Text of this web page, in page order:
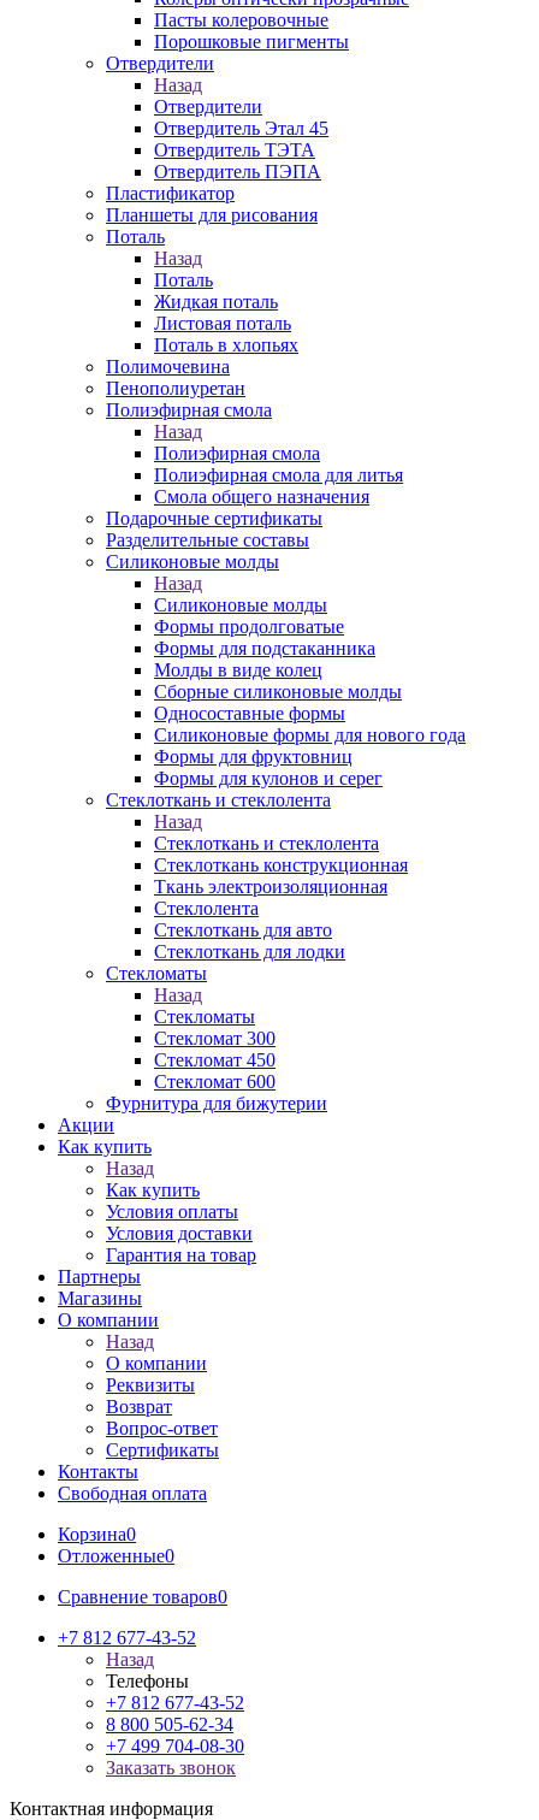
Пасты колеровочные
Порошковые пигменты
Отвердители
Назад
Отвердители
Отвердитель Этал 45
Отвердитель ТЭТА
Отвердитель ПЭПА
Пластификатор
Планшеты для рисования
Поталь
Назад
Поталь
Жидкая поталь
Листовая поталь
Поталь в хлопьях
Полимочевина
Пенополиуретан
Полиэфирная смола
Назад
Полиэфирная смола
Полиэфирная смола для литья
Смола общего назначения
Подарочные сертификаты
Разделительные составы
Силиконовые молды
Назад
Силиконовые молды
Формы продолговатые
Формы для подстаканника
Молды в виде колец
Сборные силиконовые молды
Односоставные формы
Силиконовые формы для нового года
Формы для фруктовниц
Формы для кулонов и серег
Стеклоткань и стеклолента
Назад
Стеклоткань и стеклолента
Стеклоткань конструкционная
Ткань электроизоляционная
Стеклолента
Стеклоткань для авто
Стеклоткань для лодки
Стекломаты
Назад
Стекломаты
Стекломат 300
Стекломат 450
Стекломат 600
Фурнитура для бижутерии
Акции
Как купить
Назад
Как купить
Условия оплаты
Условия доставки
Гарантия на товар
Партнеры
Магазины
О компании
Назад
О компании
Реквизиты
Возврат
Вопрос-ответ
Сертификаты
Контакты
Свободная оплата
Корзина0
Отложенные0
Сравнение товаров0
+7 812 677-43-52
Назад
Телефоны
+7 812 677-43-52
8 800 505-62-34
+7 499 704-08-30
Заказать звонок
Контактная информация